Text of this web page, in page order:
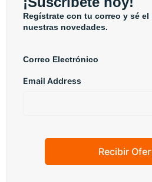
Regístrate con tu correo y sé
nuestras novedades.
Correo Electrónico
Email Address